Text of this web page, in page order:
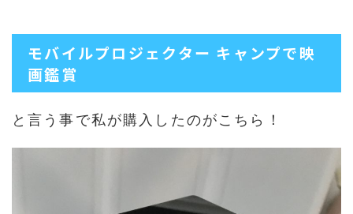
モバイルプロジェクター キャンプで映
画鑑賞
と言う事で私が購入したのがこちら！